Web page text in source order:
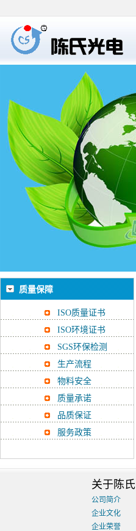
质量保障
ISO质量证书
ISO环境证书
SGS环保检测
生产流程
物料安全
质量承诺
品质保证
服务政策
关于陈氏
公司简介
企业文化
企业荣誉